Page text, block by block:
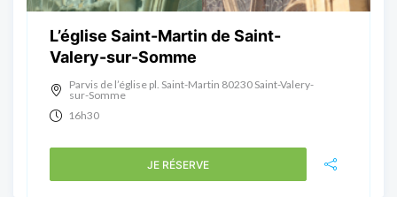
L’église Saint-Martin de Saint-
Valery-sur-Somme
Parvis de l’église pl. Saint-Martin 80230 Saint-Valery-
sur-Somme
16h30
JE RÉSERVE